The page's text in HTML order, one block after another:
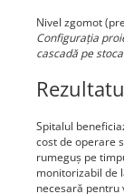
Nivel zgomot
Configurația
cascadă pe
Spitalul
cost de operare
rumeguș pe
monitorizabil de
necesară pentru